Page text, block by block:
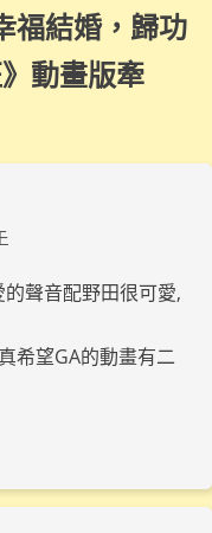
福結婚，歸功
動畫版牽
聲音配野田很可愛,
希望GA的動畫有二